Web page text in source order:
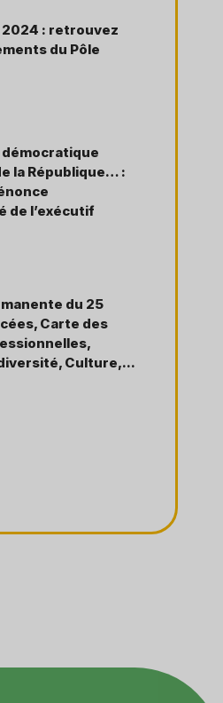
: retrouvez
du Pôle
démocratique
la République… :
de l’exécutif
du 25
Carte des
Culture,...